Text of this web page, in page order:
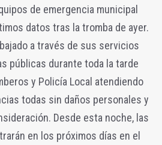
de emergencia municipal
datos tras la tromba de ayer.
a través de sus servicios
públicas durante toda la tarde
y Policía Local atendiendo
todas sin daños personales y
Desde esta noche, las
en los próximos días en el